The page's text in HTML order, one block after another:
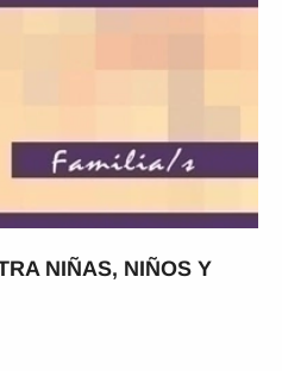
NIÑAS, NIÑOS Y